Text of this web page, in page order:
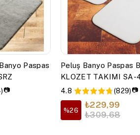
Paspas
📷
Peluş Banyo Paspas
KLOZET TAKIMI SA-
4.8 (829) 📷
%26
₺229,99
₺309,68